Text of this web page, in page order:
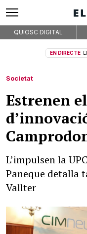
QUIOSC DIGITAL
EN DIRECTE
Societat
Estrenen
L’impulsen la
Paneque detalla
Vallter